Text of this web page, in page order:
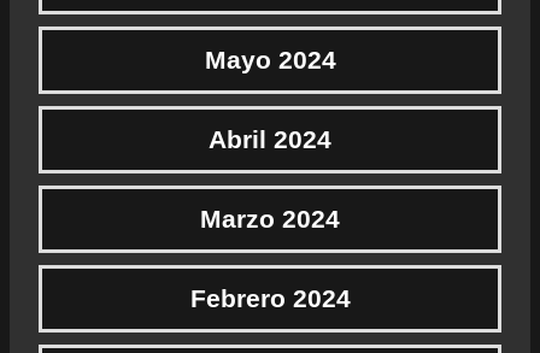
Mayo 2024
Abril 2024
Marzo 2024
Febrero 2024